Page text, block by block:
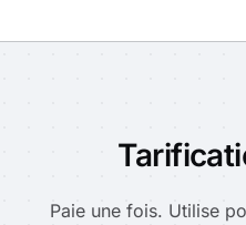
Paie une fois. Utilise